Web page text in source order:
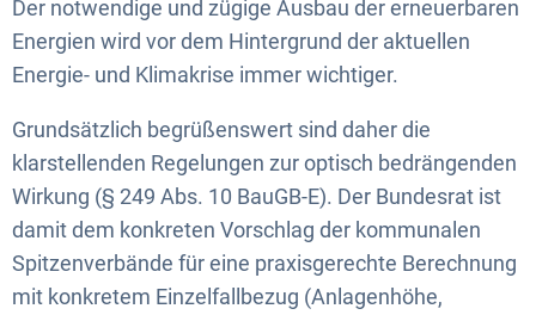
Der notwendige und zügige Ausbau der erneuerbaren
Energien wird vor dem Hintergrund der aktuellen
Energie- und Klimakrise immer wichtiger.
Grundsätzlich begrüßenswert sind daher die
klarstellenden Regelungen zur optisch bedrängenden
Wirkung (§ 249 Abs. 10 BauGB-E). Der Bundesrat ist
damit dem konkreten Vorschlag der kommunalen
Spitzenverbände für eine praxisgerechte Berechnung
mit konkretem Einzelfallbezug (Anlagenhöhe,